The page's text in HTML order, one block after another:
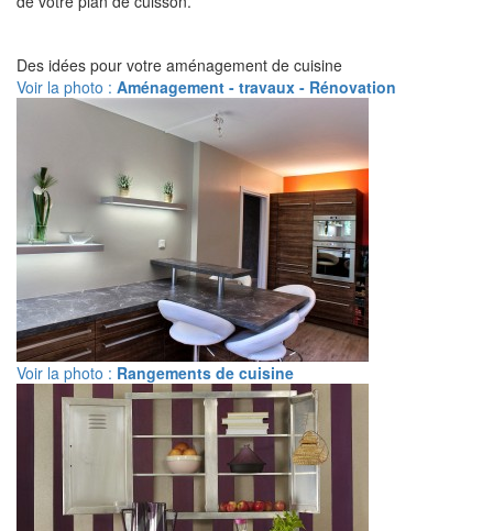
Des idées pour votre aménagement de cuisine
Voir la photo : Aménagement - travaux - Rénovation
Voir la photo : Rangements de cuisine